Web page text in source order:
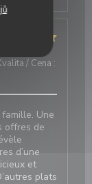
/ Cena :
Une
offres de
d’une
et
plats